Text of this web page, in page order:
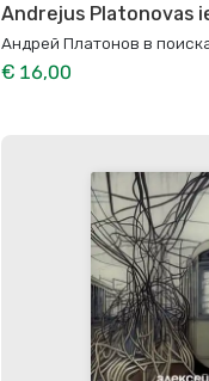
Andrejus Platonovas
Андрей Платонов в
€ 16,00